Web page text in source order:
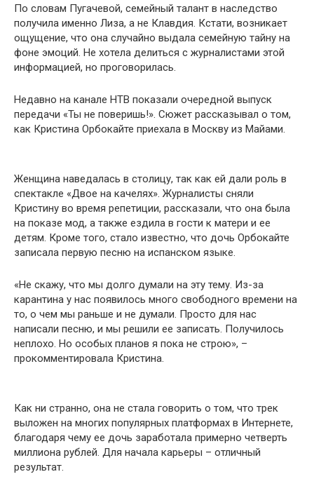
По словам Пугачевой, семейный талант в наследство
получила именно Лиза, а не Клавдия. Кстати, возникает
ощущение, что она случайно выдала семейную тайну на
фоне эмоций. Не хотела делиться с журналистами этой
информацией, но проговорилась.
Недавно на канале НТВ показали очередной выпуск
передачи «Ты не поверишь!». Сюжет рассказывал о том,
как Кристина Орбокайте приехала в Москву из Майами.
Женщина наведалась в столицу, так как ей дали роль в
спектакле «Двое на качелях». Журналисты сняли
Кристину во время репетиции, рассказали, что она была
на показе мод, а также ездила в гости к матери и ее
детям. Кроме того, стало известно, что дочь Орбокайте
записала первую песню на испанском языке.
«Не скажу, что мы долго думали на эту тему. Из-за
карантина у нас появилось много свободного времени на
то, о чем мы раньше и не думали. Просто для нас
написали песню, и мы решили ее записать. Получилось
неплохо. Но особых планов я пока не строю», –
прокомментировала Кристина.
Как ни странно, она не стала говорить о том, что трек
выложен на многих популярных платформах в Интернете,
благодаря чему ее дочь заработала примерно четверть
миллиона рублей. Для начала карьеры – отличный
результат.